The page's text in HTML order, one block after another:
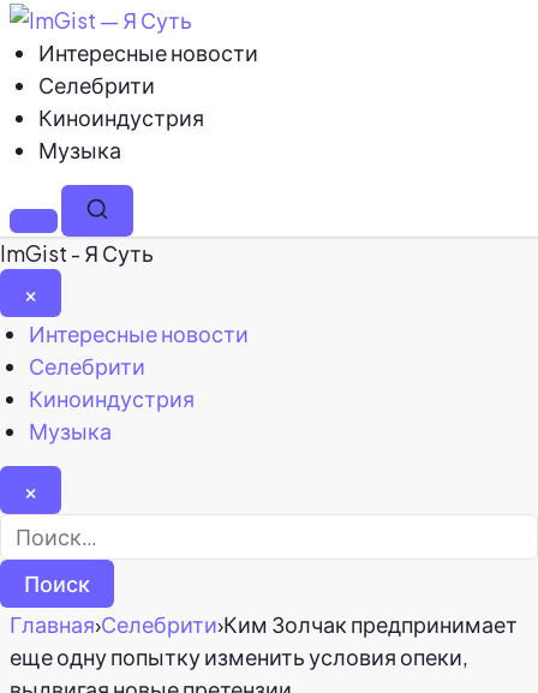
Интересные новости
Селебрити
Киноиндустрия
Музыка
МенюПоиск
ImGist - Я Суть
×
Закрыть
меню
Интересные новости
Селебрити
Киноиндустрия
Музыка
×
Найти:
Главная›Селебрити›Ким Золчак предпринимает
еще одну попытку изменить условия опеки,